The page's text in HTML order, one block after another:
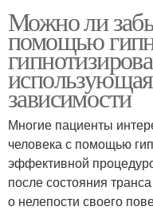
Можно ли
помощью
зависимости
Многие пациенты
человека с помощью
эффективной
после состояния
о нелепости своего